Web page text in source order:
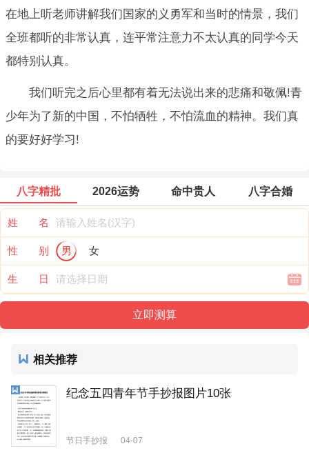
在地上听老师讲解我们国家的义勇军和当时的情景，我们
全班都听的非常认真，连平常注意力不太认真的同学今天
都特别认真。
我们听完之后心里都有着无法说出来的悲痛和敬佩!青
少年为了新的中国，不怕牺牲，不怕流血的精神。我们真
的要好好学习!
八字精批 2026运势 命中贵人 八字合婚
姓 名
性 别 男 女
生 日
相关推荐
纪念五四青年节手抄报图片10张
节日手抄报 04-07